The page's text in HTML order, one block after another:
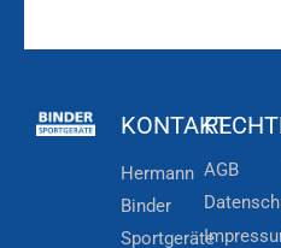
KONTAKT
Hermann
Binder
Sportgeräte
AGB